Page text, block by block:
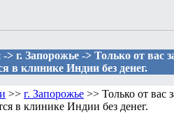
> г. Запорожье -> Только от вас
в клинике Индии без денег.
>> г. Запорожье >> Только от вас
в клинике Индии без денег.